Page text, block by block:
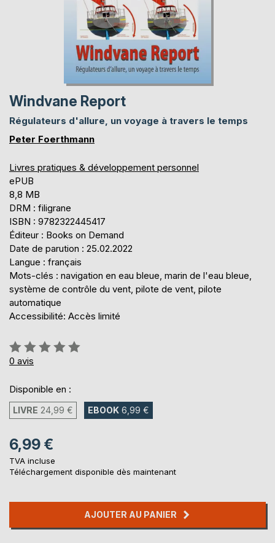
Windvane Report
Régulateurs d'allure, un voyage à travers le temps
Peter Foerthmann
Livres pratiques & développement personnel
ePUB
8,8 MB
DRM : filigrane
ISBN : 9782322445417
Éditeur : Books on Demand
Date de parution : 25.02.2022
Langue : français
Mots-clés : navigation en eau bleue, marin de l'eau bleue,
système de contrôle du vent, pilote de vent, pilote
automatique
Accessibilité: Accès limité
Évaluation:
0%
0 avis
Disponible en :
LIVRE 24,99 € EBOOK 6,99 €
6,99 €
TVA incluse
Téléchargement disponible dès maintenant
AJOUTER AU PANIER